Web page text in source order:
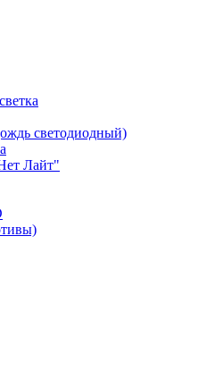
светодиодный)
Лайт"